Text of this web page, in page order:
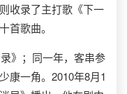
收录了主打歌《下一
首歌曲。
》；同一年，客串参
康一角。2010年8月1